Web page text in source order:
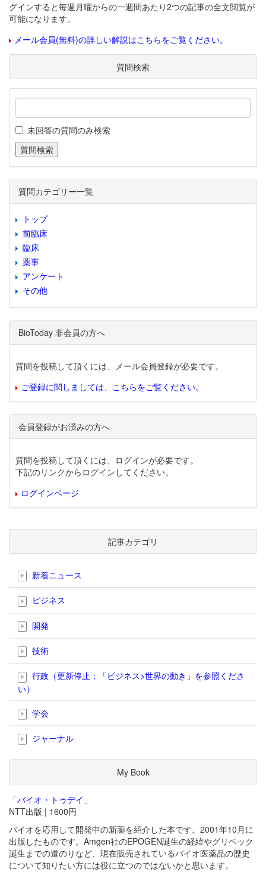
グインすると毎週月曜からの一週間あたり2つの記事の全文閲覧が
可能になります。
メール会員(無料)の詳しい解説はこちらをご覧ください。
質問検索
未回答の質問のみ検索
質問カテゴリー一覧
トップ
前臨床
臨床
薬事
アンケート
その他
BioToday 非会員の方へ
質問を投稿して頂くには、メール会員登録が必要です。
ご登録に関しましては、こちらをご覧ください。
会員登録がお済みの方へ
質問を投稿して頂くには、ログインが必要です。
下記のリンクからログインしてください。
ログインページ
記事カテゴリ
新着ニュース
ビジネス
開発
技術
行政（更新停止；「ビジネス>世界の動き」を参照くださ
い）
学会
ジャーナル
My Book
「バイオ・トゥデイ」
NTT出版 | 1600円
バイオを応用して開発中の新薬を紹介した本です。2001年10月に
出版したものです。Amgen社のEPOGEN誕生の経緯やグリベック
誕生までの道のりなど、現在販売されているバイオ医薬品の歴史
について知りたい方には役に立つのではないかと思います。